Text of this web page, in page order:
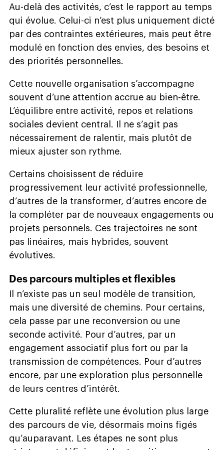
Au-delà des activités, c’est le rapport au temps
qui évolue. Celui-ci n’est plus uniquement dicté
par des contraintes extérieures, mais peut être
modulé en fonction des envies, des besoins et
des priorités personnelles.
Cette nouvelle organisation s’accompagne
souvent d’une attention accrue au bien-être.
L’équilibre entre activité, repos et relations
sociales devient central. Il ne s’agit pas
nécessairement de ralentir, mais plutôt de
mieux ajuster son rythme.
Certains choisissent de réduire
progressivement leur activité professionnelle,
d’autres de la transformer, d’autres encore de
la compléter par de nouveaux engagements ou
projets personnels. Ces trajectoires ne sont
pas linéaires, mais hybrides, souvent
évolutives.
Des parcours multiples et flexibles
Il n’existe pas un seul modèle de transition,
mais une diversité de chemins. Pour certains,
cela passe par une reconversion ou une
seconde activité. Pour d’autres, par un
engagement associatif plus fort ou par la
transmission de compétences. Pour d’autres
encore, par une exploration plus personnelle
de leurs centres d’intérêt.
Cette pluralité reflète une évolution plus large
des parcours de vie, désormais moins figés
qu’auparavant. Les étapes ne sont plus